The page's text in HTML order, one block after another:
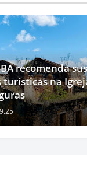
recomenda
na